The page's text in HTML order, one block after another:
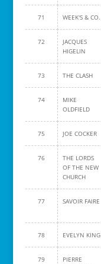
71 WEEK'S & CO.
72
JACQUES
HIGELIN
73 THE CLASH
74
MIKE
OLDFIELD
75 JOE COCKER
76
THE LORDS
OF THE NEW
CHURCH
77 SAVOIR FAIRE
78 EVELYN KING
79
PIERRE